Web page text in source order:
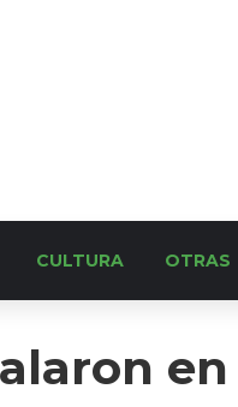
CULTURA OTRAS